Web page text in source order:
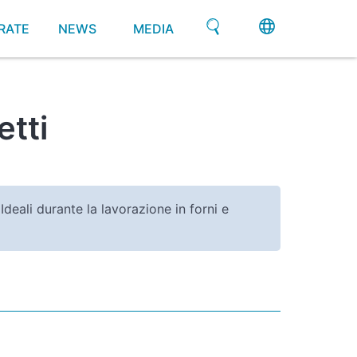
NEWS MEDIA
durante la lavorazione in forni e